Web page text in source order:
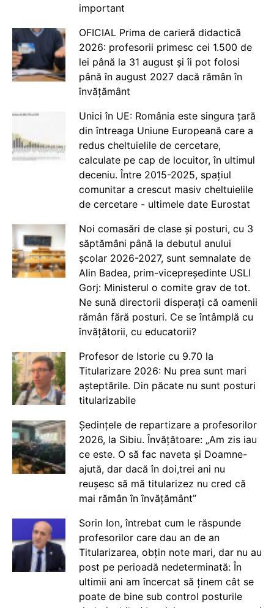
important
OFICIAL Prima de carieră didactică
2026: profesorii primesc cei 1.500 de
lei până la 31 august și îi pot folosi
până în august 2027 dacă rămân în
învățământ
Unici în UE: România este singura țară
din întreaga Uniune Europeană care a
redus cheltuielile de cercetare,
calculate pe cap de locuitor, în ultimul
deceniu. Între 2015-2025, spațiul
comunitar a crescut masiv cheltuielile
de cercetare - ultimele date Eurostat
Noi comasări de clase și posturi, cu 3
săptămâni până la debutul anului
școlar 2026-2027, sunt semnalate de
Alin Badea, prim-vicepreședinte USLI
Gorj: Ministerul o comite grav de tot.
Ne sună directorii disperați că oamenii
rămân fără posturi. Ce se întâmplă cu
învățătorii, cu educatorii?
Profesor de Istorie cu 9.70 la
Titularizare 2026: Nu prea sunt mari
așteptările. Din păcate nu sunt posturi
titularizabile
Ședințele de repartizare a profesorilor
2026, la Sibiu. Învățătoare: „Am zis iau
ce este. O să fac naveta și Doamne-
ajută, dar dacă în doi,trei ani nu
reușesc să mă titularizez nu cred că
mai rămân în învățământ”
Sorin Ion, întrebat cum le răspunde
profesorilor care dau an de an
Titularizarea, obțin note mari, dar nu au
post pe perioadă nedeterminată: În
ultimii ani am încercat să ținem cât se
poate de bine sub control posturile